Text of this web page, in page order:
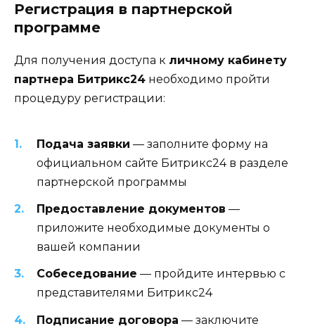
Регистрация в партнерской
программе
Для получения доступа к личному кабинету
партнера Битрикс24 необходимо пройти
процедуру регистрации:
Подача заявки — заполните форму на
официальном сайте Битрикс24 в разделе
партнерской программы
Предоставление документов —
приложите необходимые документы о
вашей компании
Собеседование — пройдите интервью с
представителями Битрикс24
Подписание договора — заключите